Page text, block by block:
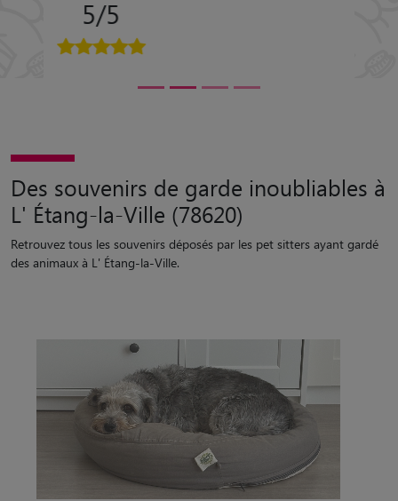
L' Étang-la-Ville (78620)
Retrouvez tous les souvenirs déposés par les pet sitters ayant gardé
des animaux à L' Étang-la-Ville.